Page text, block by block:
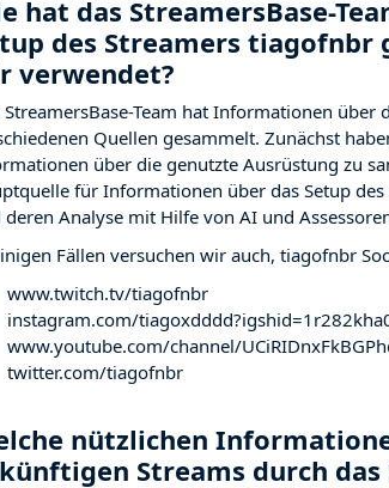
hat das StreamersBase-
des Streamers tiagofnbr
verwendet?
StreamersBase-Team hat Informationen
Quellen gesammelt. Zunächst
über die genutzte Ausrüstung zu
für Informationen über das Setup
deren Analyse mit Hilfe von AI und
Fällen versuchen wir auch, tiagofnbr
www.twitch.tv/tiagofnbr
instagram.com/
www.youtube.com/channel/
twitter.com/tiagofnbr
nützlichen
Streams durch